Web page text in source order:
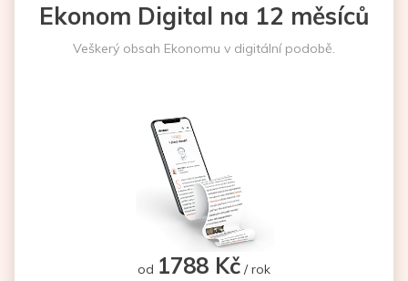
Ekonom Digital na 12 měsíců
Veškerý obsah Ekonomu v digitální podobě.
od 1788 Kč / rok